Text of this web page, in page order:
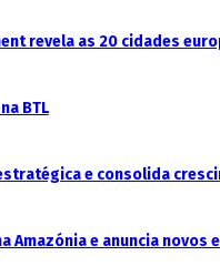
revela as 20 cidades
BTL
e consolida
Amazónia e anuncia